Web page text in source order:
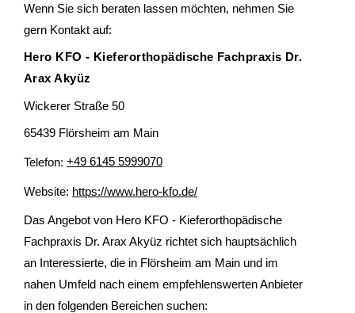
Wenn Sie sich beraten lassen möchten, nehmen Sie
gern Kontakt auf:
Hero KFO - Kieferorthopädische Fachpraxis Dr.
Arax Akyüz
Wickerer Straße 50
65439 Flörsheim am Main
Telefon: +49 6145 5999070
Website: https://www.hero-kfo.de/
Das Angebot von Hero KFO - Kieferorthopädische
Fachpraxis Dr. Arax Akyüz richtet sich hauptsächlich
an Interessierte, die in Flörsheim am Main und im
nahen Umfeld nach einem empfehlenswerten Anbieter
in den folgenden Bereichen suchen: